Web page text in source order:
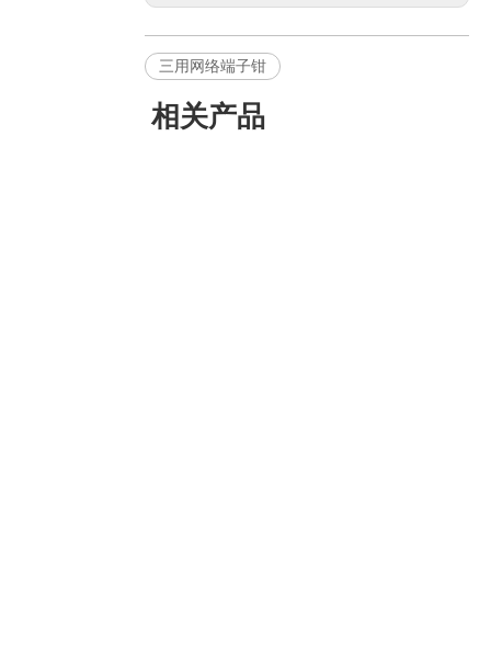
三用网络端子钳
相关产品